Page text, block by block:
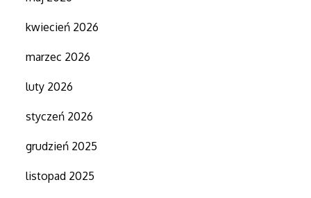
kwiecień 2026
marzec 2026
luty 2026
styczeń 2026
grudzień 2025
listopad 2025